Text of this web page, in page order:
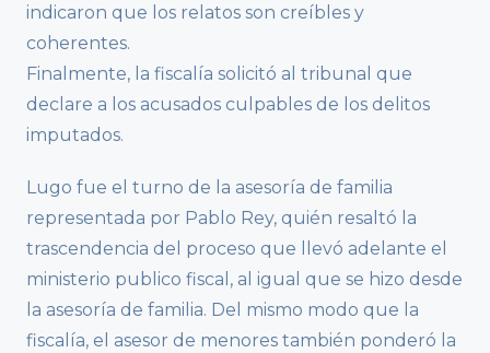
indicaron que los relatos son creíbles y
coherentes.
Finalmente, la fiscalía solicitó al tribunal que
declare a los acusados culpables de los delitos
imputados.
Lugo fue el turno de la asesoría de familia
representada por Pablo Rey, quién resaltó la
trascendencia del proceso que llevó adelante el
ministerio publico fiscal, al igual que se hizo desde
la asesoría de familia. Del mismo modo que la
fiscalía, el asesor de menores también ponderó la